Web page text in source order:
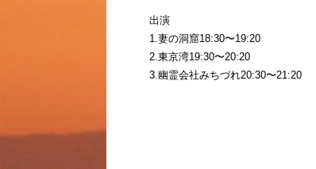
出演
1.妻の洞窟18:30〜19:20
2.東京湾19:30〜20:20
3.幽霊会社みちづれ20:30〜21:20